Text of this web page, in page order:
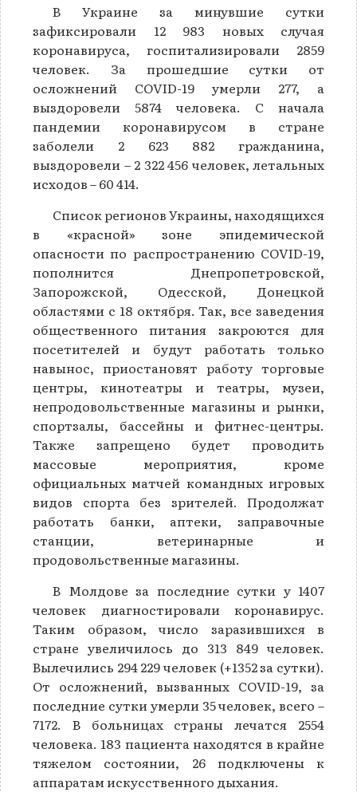
В Украине за минувшие сутки
зафиксировали 12 983 новых случая
коронавируса, госпитализировали 2859
человек. За прошедшие сутки от
осложнений COVID-19 умерли 277, а
выздоровели 5874 человека. С начала
пандемии коронавирусом в стране
заболели 2 623 882 гражданина,
выздоровели – 2 322 456 человек, летальных
исходов – 60 414.
Список регионов Украины, находящихся
в «красной» зоне эпидемической
опасности по распространению COVID-19,
пополнится Днепропетровской,
Запорожской, Одесской, Донецкой
областями с 18 октября. Так, все заведения
общественного питания закроются для
посетителей и будут работать только
навынос, приостановят работу торговые
центры, кинотеатры и театры, музеи,
непродовольственные магазины и рынки,
спортзалы, бассейны и фитнес-центры.
Также запрещено будет проводить
массовые мероприятия, кроме
официальных матчей командных игровых
видов спорта без зрителей. Продолжат
работать банки, аптеки, заправочные
станции, ветеринарные и
продовольственные магазины.
В Молдове за последние сутки у 1407
человек диагностировали коронавирус.
Таким образом, число заразившихся в
стране увеличилось до 313 849 человек.
Вылечились 294 229 человек (+1352 за сутки).
От осложнений, вызванных COVID-19, за
последние сутки умерли 35 человек, всего –
7172. В больницах страны лечатся 2554
человека. 183 пациента находятся в крайне
тяжелом состоянии, 26 подключены к
аппаратам искусственного дыхания.